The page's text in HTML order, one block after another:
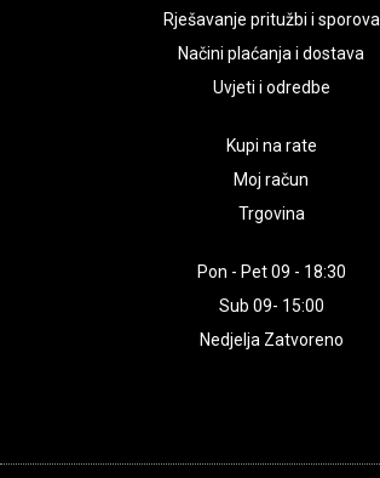
Rješavanje pritužbi i sporova
Načini plaćanja i dostava
Uvjeti i odredbe
Kupi na rate
Moj račun
Trgovina
Pon - Pet 09 - 18:30
Sub 09- 15:00
Nedjelja Zatvoreno